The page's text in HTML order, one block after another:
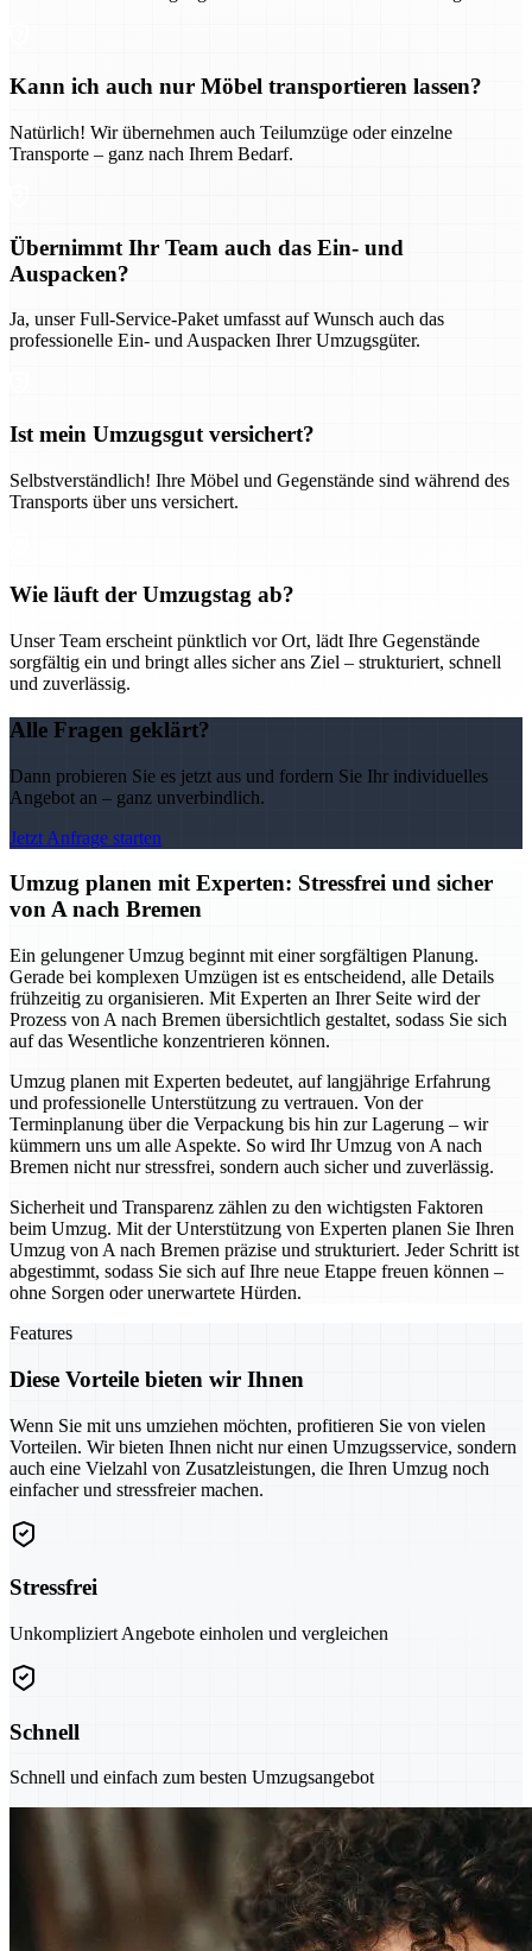
Kann ich auch nur Möbel transportieren lassen?
Natürlich! Wir übernehmen auch Teilumzüge oder einzelne
Transporte – ganz nach Ihrem Bedarf.
Übernimmt Ihr Team auch das Ein- und
Auspacken?
Ja, unser Full-Service-Paket umfasst auf Wunsch auch das
professionelle Ein- und Auspacken Ihrer Umzugsgüter.
Ist mein Umzugsgut versichert?
Selbstverständlich! Ihre Möbel und Gegenstände sind während des
Transports über uns versichert.
Wie läuft der Umzugstag ab?
Unser Team erscheint pünktlich vor Ort, lädt Ihre Gegenstände
sorgfältig ein und bringt alles sicher ans Ziel – strukturiert, schnell
und zuverlässig.
Alle Fragen geklärt?
Dann probieren Sie es jetzt aus und fordern Sie Ihr individuelles
Angebot an – ganz unverbindlich.
Jetzt Anfrage starten
Umzug planen mit Experten: Stressfrei und sicher
von A nach Bremen
Ein gelungener Umzug beginnt mit einer sorgfältigen Planung.
Gerade bei komplexen Umzügen ist es entscheidend, alle Details
frühzeitig zu organisieren. Mit Experten an Ihrer Seite wird der
Prozess von A nach Bremen übersichtlich gestaltet, sodass Sie sich
auf das Wesentliche konzentrieren können.
Umzug planen mit Experten bedeutet, auf langjährige Erfahrung
und professionelle Unterstützung zu vertrauen. Von der
Terminplanung über die Verpackung bis hin zur Lagerung – wir
kümmern uns um alle Aspekte. So wird Ihr Umzug von A nach
Bremen nicht nur stressfrei, sondern auch sicher und zuverlässig.
Sicherheit und Transparenz zählen zu den wichtigsten Faktoren
beim Umzug. Mit der Unterstützung von Experten planen Sie Ihren
Umzug von A nach Bremen präzise und strukturiert. Jeder Schritt ist
abgestimmt, sodass Sie sich auf Ihre neue Etappe freuen können –
ohne Sorgen oder unerwartete Hürden.
Features
Diese Vorteile bieten wir Ihnen
Wenn Sie mit uns umziehen möchten, profitieren Sie von vielen
Vorteilen. Wir bieten Ihnen nicht nur einen Umzugsservice, sondern
auch eine Vielzahl von Zusatzleistungen, die Ihren Umzug noch
einfacher und stressfreier machen.
Stressfrei
Unkompliziert Angebote einholen und vergleichen
Schnell
Schnell und einfach zum besten Umzugsangebot